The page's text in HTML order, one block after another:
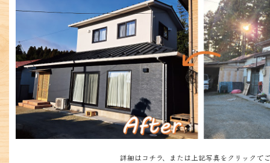
詳細はコチラ、または上記写真をクリックで